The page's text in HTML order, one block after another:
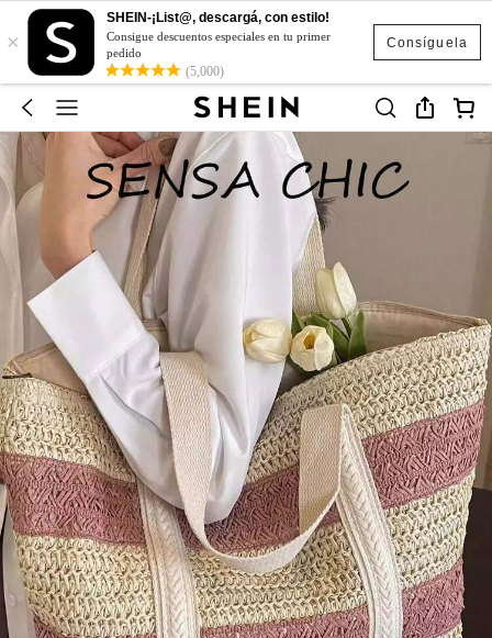
Consíguela
×
SHEIN-¡List@, descargá, con estilo!
Consigue descuentos especiales en tu primer
pedido
(5,000)